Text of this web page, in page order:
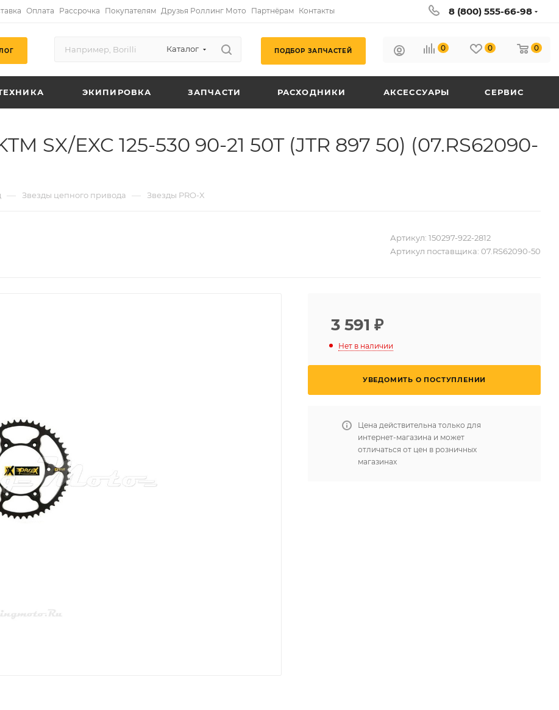
Оплата Рассрочка Покупателям Друзья Роллинг Мото Партнёрам Контакты 8 (800) 555-66-98
Каталог ПОДБОР ЗАПЧАСТЕЙ 0 0 0
ЭКИПИРОВКА ЗАПЧАСТИ РАСХОДНИКИ АКСЕССУАРЫ СЕРВИС
SX/EXC 125-530 90-21 50T (JTR 897 50) (07.RS62090-
— Звезды цепного привода — Звезды PRO-X
Артикул: 150297-922-2812
Артикул поставщика: 07.RS62090-50
3 591 ₽
Нет в наличии
УВЕДОМИТЬ О ПОСТУПЛЕНИИ
Цена действительна только для
интернет-магазина и может
отличаться от цен в розничных
магазинах